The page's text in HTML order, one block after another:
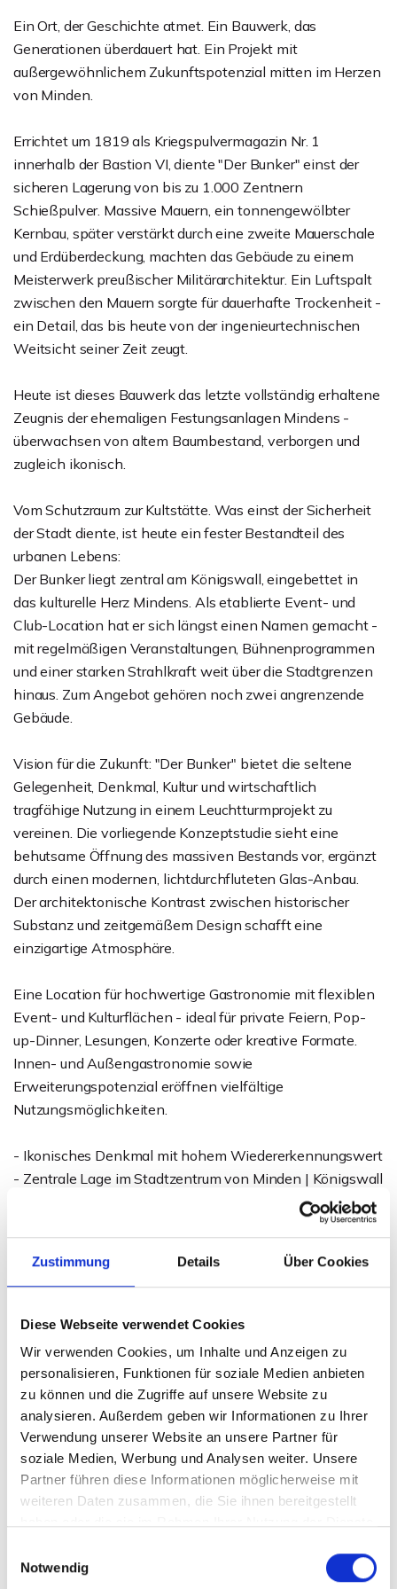
Zustimmung Details Über Cookies
Diese Webseite verwendet Cookies
Wir verwenden Cookies, um Inhalte und Anzeigen zu
personalisieren, Funktionen für soziale Medien anbieten
zu können und die Zugriffe auf unsere Website zu
analysieren. Außerdem geben wir Informationen zu Ihrer
Verwendung unserer Website an unsere Partner für
soziale Medien, Werbung und Analysen weiter. Unsere
Partner führen diese Informationen möglicherweise mit
weiteren Daten zusammen, die Sie ihnen bereitgestellt
Notwendig
Ein Ort, der Geschichte atmet. Ein Bauwerk, das
Generationen überdauert hat. Ein Projekt mit
außergewöhnlichem Zukunftspotenzial mitten im Herzen
von Minden.
Errichtet um 1819 als Kriegspulvermagazin Nr. 1
innerhalb der Bastion VI, diente "Der Bunker" einst der
sicheren Lagerung von bis zu 1.000 Zentnern
Schießpulver. Massive Mauern, ein tonnengewölbter
Kernbau, später verstärkt durch eine zweite Mauerschale
und Erdüberdeckung, machten das Gebäude zu einem
Meisterwerk preußischer Militärarchitektur. Ein Luftspalt
zwischen den Mauern sorgte für dauerhafte Trockenheit -
ein Detail, das bis heute von der ingenieurtechnischen
Weitsicht seiner Zeit zeugt.
Heute ist dieses Bauwerk das letzte vollständig erhaltene
Zeugnis der ehemaligen Festungsanlagen Mindens -
überwachsen von altem Baumbestand, verborgen und
zugleich ikonisch.
Vom Schutzraum zur Kultstätte. Was einst der Sicherheit
der Stadt diente, ist heute ein fester Bestandteil des
urbanen Lebens:
Der Bunker liegt zentral am Königswall, eingebettet in
das kulturelle Herz Mindens. Als etablierte Event- und
Club-Location hat er sich längst einen Namen gemacht -
mit regelmäßigen Veranstaltungen, Bühnenprogrammen
und einer starken Strahlkraft weit über die Stadtgrenzen
hinaus. Zum Angebot gehören noch zwei angrenzende
Gebäude.
Vision für die Zukunft: "Der Bunker" bietet die seltene
Gelegenheit, Denkmal, Kultur und wirtschaftlich
tragfähige Nutzung in einem Leuchtturmprojekt zu
vereinen. Die vorliegende Konzeptstudie sieht eine
behutsame Öffnung des massiven Bestands vor, ergänzt
durch einen modernen, lichtdurchfluteten Glas-Anbau.
Der architektonische Kontrast zwischen historischer
Substanz und zeitgemäßem Design schafft eine
einzigartige Atmosphäre.
Eine Location für hochwertige Gastronomie mit flexiblen
Event- und Kulturflächen - ideal für private Feiern, Pop-
up-Dinner, Lesungen, Konzerte oder kreative Formate.
Innen- und Außengastronomie sowie
Erweiterungspotenzial eröffnen vielfältige
Nutzungsmöglichkeiten.
- Ikonisches Denkmal mit hohem Wiedererkennungswert
- Zentrale Lage im Stadtzentrum von Minden | Königswall
- Ca. 600 m² Fläche mit Erweiterungspotenzial innen &
Raumwirkung
- Fördermittel- und Kooperationsmöglichkeiten
"Der Bunker" ist mehr als eine Immobilie. Er ist ein Stück
Stadtidentität, ein kultureller Anziehungspunkt und eine
seltene Chance, Geschichte neu zu interpretieren. Ein
Projekt für Menschen mit Vision - und Sinn für Substanz.
Nutzen Sie die Gelegenheit, einen Ort mit Vergangenheit
verwandeln.